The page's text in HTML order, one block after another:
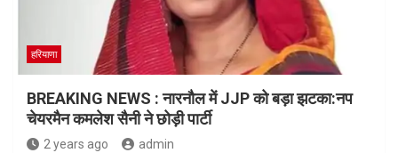
हरियाणा
BREAKING NEWS : नारनौल में JJP को बड़ा झटका:नप
चेयरमैन कमलेश सैनी ने छोड़ी पार्टी
2 years ago admin